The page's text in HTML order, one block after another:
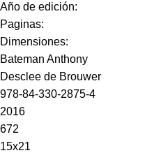
Año de edición:
Paginas:
Dimensiones:
Bateman Anthony
Desclee de Brouwer
978-84-330-2875-4
2016
672
15x21